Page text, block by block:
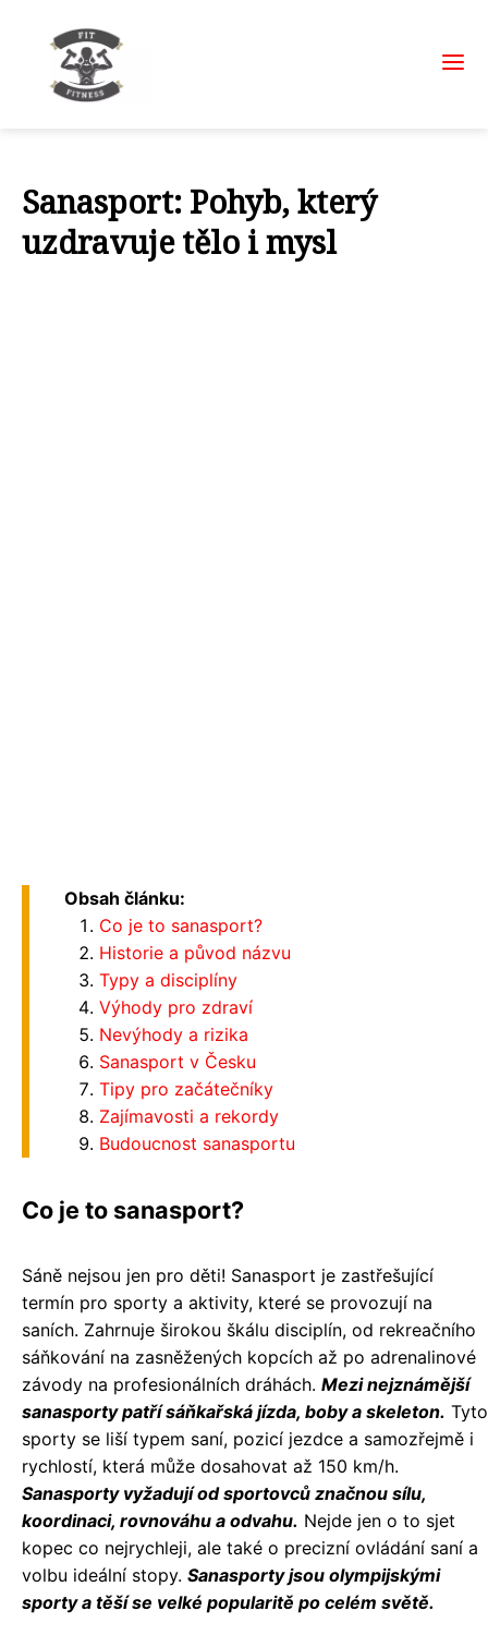
Sanasport: Pohyb, který
uzdravuje tělo i mysl
Obsah článku:
Co je to sanasport?
Historie a původ názvu
Typy a disciplíny
Výhody pro zdraví
Nevýhody a rizika
Sanasport v Česku
Tipy pro začátečníky
Zajímavosti a rekordy
Budoucnost sanasportu
Co je to sanasport?
Sáně nejsou jen pro děti! Sanasport je zastřešující
termín pro sporty a aktivity, které se provozují na
saních. Zahrnuje širokou škálu disciplín, od rekreačního
sáňkování na zasněžených kopcích až po adrenalinové
závody na profesionálních dráhách. Mezi nejznámější
sanasporty patří sáňkařská jízda, boby a skeleton. Tyto
sporty se liší typem saní, pozicí jezdce a samozřejmě i
rychlostí, která může dosahovat až 150 km/h.
Sanasporty vyžadují od sportovců značnou sílu,
koordinaci, rovnováhu a odvahu. Nejde jen o to sjet
kopec co nejrychleji, ale také o precizní ovládání saní a
volbu ideální stopy. Sanasporty jsou olympijskými
sporty a těší se velké popularitě po celém světě.